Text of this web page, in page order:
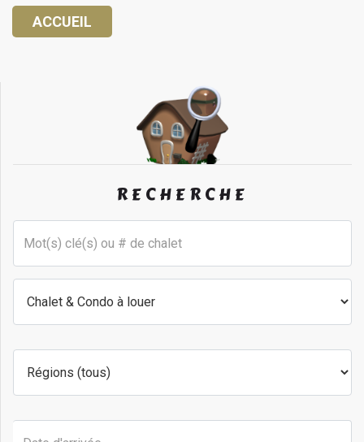
ACCUEIL
RECHERCHE